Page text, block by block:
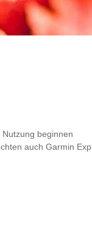
beginnen
auch Garmin